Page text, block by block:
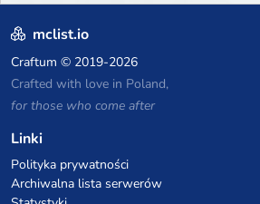
mclist.io
Craftum © 2019-2026
Crafted with love in Poland,
for those who come after
Linki
Polityka prywatności
Archiwalna lista serwerów